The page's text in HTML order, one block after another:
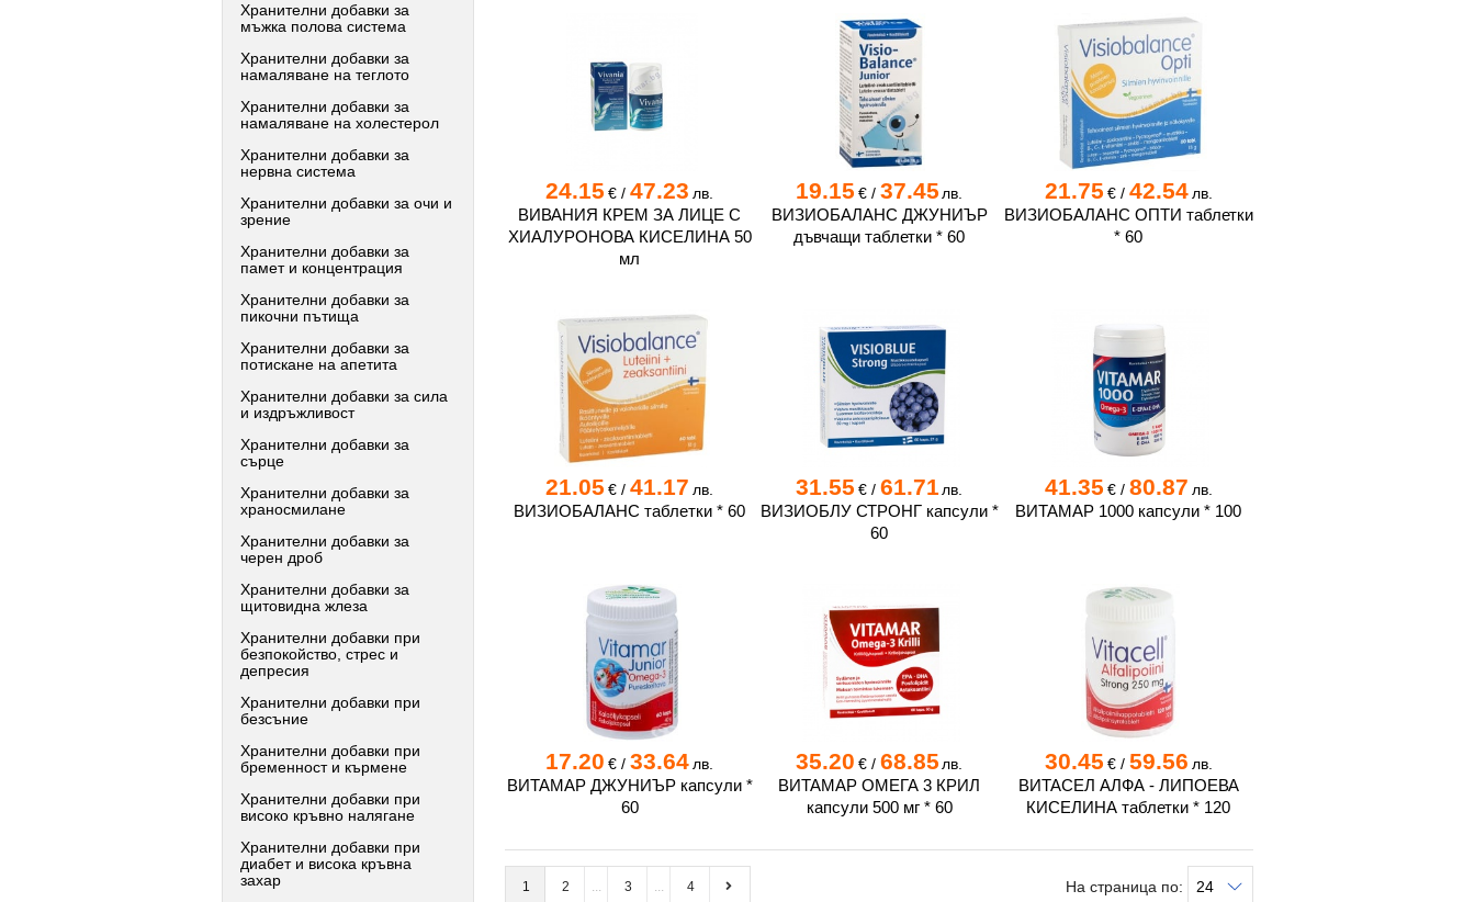
24.15 € /47.23 лв.
ВИВАНИЯ КРЕМ ЗА ЛИЦЕ С
ХИАЛУРОНОВА КИСЕЛИНА 50
мл
19.15 €/ 37.45 лв.
ВИЗИОБАЛАНС ДЖУНИЪР
дъвчащи таблетки * 60
21.75 €/ 42.54 лв.
ВИЗИОБАЛАНС ОПТИ таблетки
* 60
21.05 € /41.17 лв.
ВИЗИОБАЛАНС таблeтки * 60
31.55 €/ 61.71 лв.
ВИЗИОБЛУ СТРОНГ капсули *
60
41.35 €/ 80.87 лв.
ВИТАМАР 1000 капсули * 100
17.20 € /33.64 лв.
ВИТАМАР ДЖУНИЪР капсули *
60
35.20 €/ 68.85 лв.
ВИТАМАР ОМЕГА 3 КРИЛ
капсули 500 мг * 60
30.45 €/ 59.56 лв.
ВИТАСЕЛ АЛФА - ЛИПОЕВА
КИСЕЛИНА таблетки * 120
1 2 3 4 На страница по:
Хранителни добавки за
мъжка полова система
Хранителни добавки за
намаляване на теглото
Хранителни добавки за
намаляване на холестерол
Хранителни добавки за
нервна система
Хранителни добавки за очи и
зрение
Хранителни добавки за
памет и концентрация
Хранителни добавки за
пикочни пътища
Хранителни добавки за
потискане на апетита
Хранителни добавки за сила
и издръжливост
Хранителни добавки за
сърце
Хранителни добавки за
храносмилане
Хранителни добавки за
черен дроб
Хранителни добавки за
щитовидна жлеза
Хранителни добавки при
безпокойство, стрес и
депресия
Хранителни добавки при
безсъние
Хранителни добавки при
бременност и кърмене
Хранителни добавки при
високо кръвно налягане
Хранителни добавки при
диабет и висока кръвна
захар